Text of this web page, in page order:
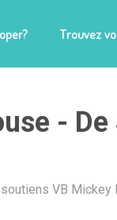
Trouvez
-
VB Mickey